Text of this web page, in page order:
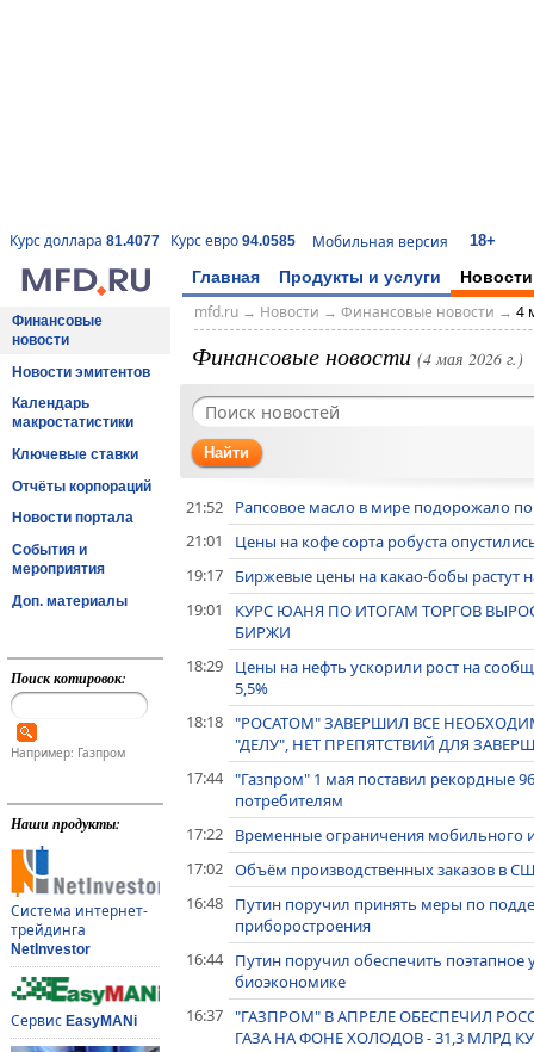
Курс доллара 81.4077 Курс евро 94.0585 Мобильная версия 18+
Главная Продукты и услуги Новости
Финансовые
новости
Новости эмитентов
Календарь
макростатистики
Ключевые ставки
Отчёты корпораций
Новости портала
События и
мероприятия
Доп. материалы
Поиск котировок:
Например: Газпром
Наши продукты:
Система интернет-
трейдинга
NetInvestor
Сервис EasyMANi
mfd.ru→ Новости → Финансовые новости → 4
Финансовые новости (4 мая 2026 г.)
Найти
21:52
Рапсовое масло в мире подорожало
21:01
Цены на кофе сорта робуста
19:17
Биржевые цены на какао-бобы растут
19:01
КУРС ЮАНЯ ПО ИТОГАМ ТОРГОВ
БИРЖИ
18:29
Цены на нефть ускорили рост на
5,5%
18:18 "РОСАТОМ" ЗАВЕРШИЛ ВСЕ
"ДЕЛУ", НЕТ ПРЕПЯТСТВИЙ ДЛЯ
17:44 "Газпром" 1 мая поставил рекордные
потребителям
17:22
Временные ограничения мобильного
17:02 Объём производственных заказов в
16:48
Путин поручил принять меры по
приборостроения
16:44
Путин поручил обеспечить
биоэкономике
16:37 "ГАЗПРОМ" В АПРЕЛЕ ОБЕСПЕЧИЛ
ГАЗА НА ФОНЕ ХОЛОДОВ - 31,3 МЛРД